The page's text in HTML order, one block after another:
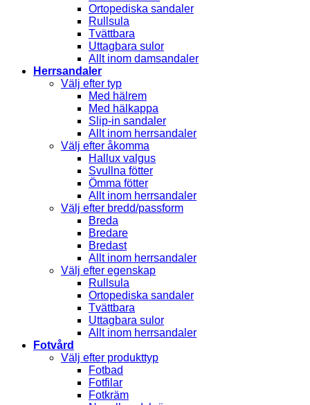
Ortopediska sandaler
Rullsula
Tvättbara
Uttagbara sulor
Allt inom damsandaler
Herrsandaler
Välj efter typ
Med hälrem
Med hälkappa
Slip-in sandaler
Allt inom herrsandaler
Välj efter åkomma
Hallux valgus
Svullna fötter
Ömma fötter
Allt inom herrsandaler
Välj efter bredd/passform
Breda
Bredare
Bredast
Allt inom herrsandaler
Välj efter egenskap
Rullsula
Ortopediska sandaler
Tvättbara
Uttagbara sulor
Allt inom herrsandaler
Fotvård
Välj efter produkttyp
Fotbad
Fotfilar
Fotkräm